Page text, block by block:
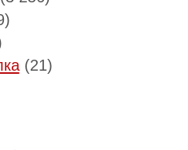
(21)